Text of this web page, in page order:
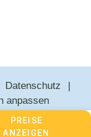
PREISE
ANZEIGEN
Datenschutz
anpassen